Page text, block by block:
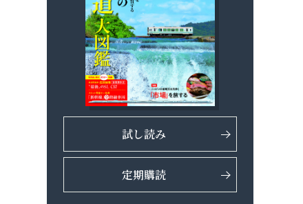
試し読み
定期購読